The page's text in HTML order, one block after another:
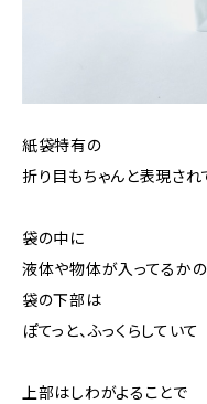
紙袋特有の
折り目もちゃんと表現され
袋の中に
液体や物体が入ってるか
袋の下部は
ぽてっと、ふっくらしていて
上部はしわがよることで